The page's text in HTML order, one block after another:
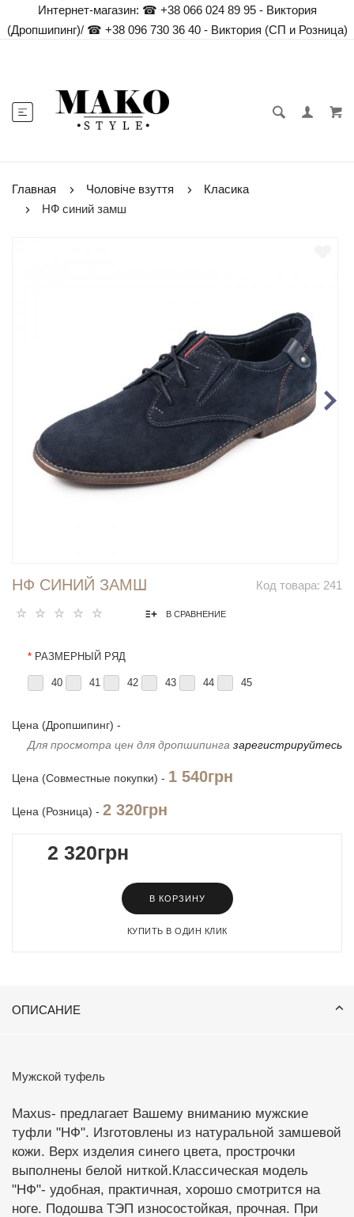
Интернет-магазин: ☎ +38 066 024 89 95 - Виктория
(Дропшипинг)/☎ +38 096 730 36 40 - Виктория (СП и Розница)
Главная Чоловіче взуття
Класика
НФ синий замш
Код товара: 241
НФ СИНИЙ ЗАМШ
В СРАВНЕНИЕ
* РАЗМЕРНЫЙ РЯД
40 41 42 43 44 45
Цена (Дропшипинг) -
Для просмотра цен для дропшипинга зарегистрируйтесь
Цена (Совместные покупки) - 1 540грн
Цена (Розница) - 2 320грн
2 320грн
В КОРЗИНУ
КУПИТЬ В ОДИН КЛИК
ОПИСАНИЕ
Мужской туфель
Maxus- предлагает Вашему вниманию мужские
туфли "НФ". Изготовлены из натуральной замшевой
кожи. Верх изделия синего цвета, прострочки
выполнены белой ниткой.Классическая модель
"НФ"- удобная, практичная, хорошо смотрится на
ноге. Подошва ТЭП износостойкая, прочная. При